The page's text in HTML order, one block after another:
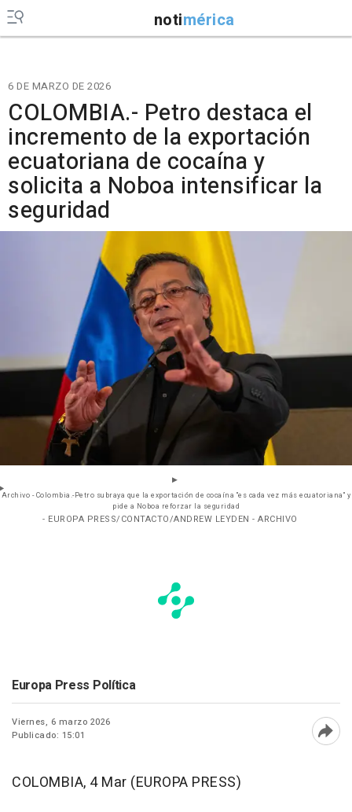
notimérica
6 DE MARZO DE 2026
COLOMBIA.- Petro destaca el
incremento de la exportación
ecuatoriana de cocaína y
solicita a Noboa intensificar la
seguridad
Archivo - Colombia.-Petro subraya que la exportación de cocaína "es cada vez más ecuatoriana" y
pide a Noboa reforzar la seguridad
- EUROPA PRESS/CONTACTO/ANDREW LEYDEN - ARCHIVO
Europa Press Política
Viernes, 6 marzo 2026
Publicado: 15:01
COLOMBIA, 4 Mar (EUROPA PRESS)